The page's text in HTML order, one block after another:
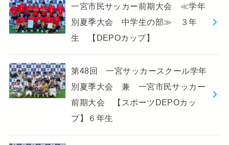
一宮市民サッカー前期大会 ≪学年
別夏季大会 中学生の部≫ ３年
生 【DEPOカップ】
第48回 一宮サッカースクール学年
別夏季大会 兼 一宮市民サッカー
前期大会 【スポーツDEPOカッ
プ】６年生